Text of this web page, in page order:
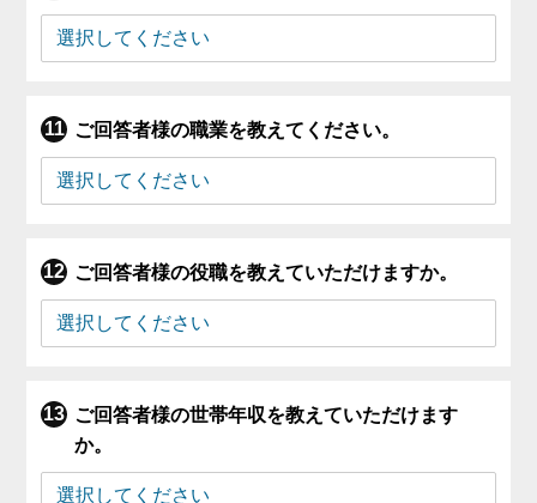
ご回答者様の職業を教えてください。
ご回答者様の役職を教えていただけますか。
ご回答者様の世帯年収を教えていただけます
か。